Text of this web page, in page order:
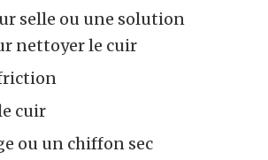
selle ou une solution
nettoyer le cuir
friction
cuir
ou un chiffon sec